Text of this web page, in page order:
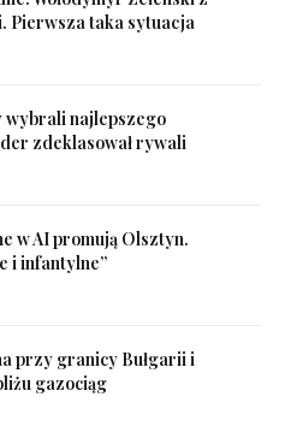
Pierwsza taka sytuacja
wybrali najlepszego
zdeklasował rywali
w AI promują Olsztyn.
i infantylne”
przy granicy Bułgarii i
gazociąg